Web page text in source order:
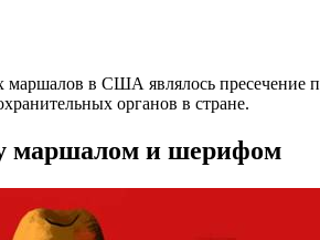
в США являлось пресечение
органов в стране.
маршалом и шерифом